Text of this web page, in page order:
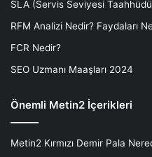
SLA (Servis Seviyesi
RFM Analizi Nedir? Faydaları
FCR Nedir?
SEO Uzmanı Maaşları 2024
Önemli Metin2 İçerikleri
Metin2 Kırmızı Demir Pala